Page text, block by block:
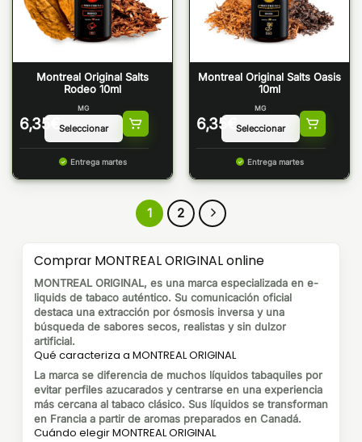
Montreal Original Salts
Rodeo 10ml
6,35 €
MG
Entrega martes
Montreal Original Salts Oasis
10ml
6,35 €
MG
Entrega martes
1 2
Comprar MONTREAL ORIGINAL online
MONTREAL ORIGINAL, es una marca especializada en e-
liquids de tabaco auténtico. Su comunicación oficial
destaca una extracción por ósmosis inversa y una
búsqueda de sabores secos, realistas y sin dulzor
artificial.
Qué caracteriza a MONTREAL ORIGINAL
La marca se diferencia de muchos líquidos tabaquiles por
evitar perfiles azucarados y centrarse en una experiencia
más cercana al tabaco clásico. Sus líquidos se transforman
en Francia a partir de aromas preparados en Canadá.
Cuándo elegir MONTREAL ORIGINAL